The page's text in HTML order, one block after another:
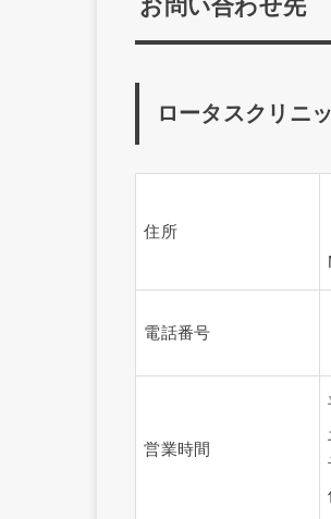
お問い合わせ先
ロータスクリニ
住所
電話番号
営業時間